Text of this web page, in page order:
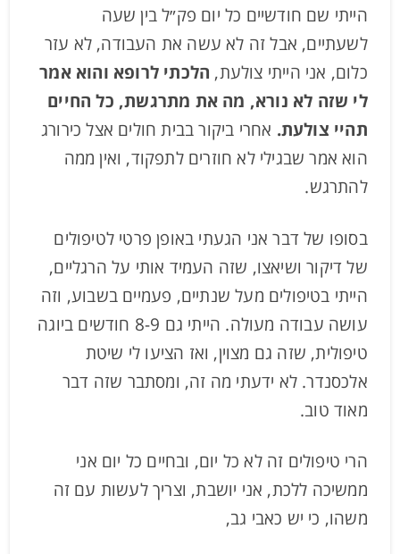
הייתי שם חודשיים כל יום פק״ל בין שעה
לשעתיים, אבל זה לא עשה את העבודה, לא עזר
כלום, אני הייתי צולעת, הלכתי לרופא והוא אמר
לי שזה לא נורא, מה את מתרגשת, כל החיים
תהיי צולעת. אחרי ביקור בבית חולים אצל כירורג
הוא אמר שבגילי לא חוזרים לתפקוד, ואין ממה
להתרגש.
בסופו של דבר אני הגעתי באופן פרטי לטיפולים
של דיקור ושיאצו, שזה העמיד אותי על הרגליים,
הייתי בטיפולים מעל שנתיים, פעמיים בשבוע, וזה
עושה עבודה מעולה. הייתי גם 8-9 חודשים ביוגה
טיפולית, שזה גם מצוין, ואז הציעו לי שיטת
אלכסנדר. לא ידעתי מה זה, ומסתבר שזה דבר
מאוד טוב.
הרי טיפולים זה לא כל יום, ובחיים כל יום אני
ממשיכה ללכת, אני יושבת, וצריך לעשות עם זה
משהו, כי יש כאבי גב,